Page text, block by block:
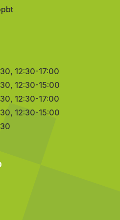
12:30-17:00
12:30-15:00
12:30-17:00
12:30-15:00